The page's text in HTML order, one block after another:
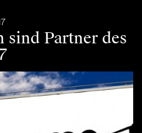
Partner des